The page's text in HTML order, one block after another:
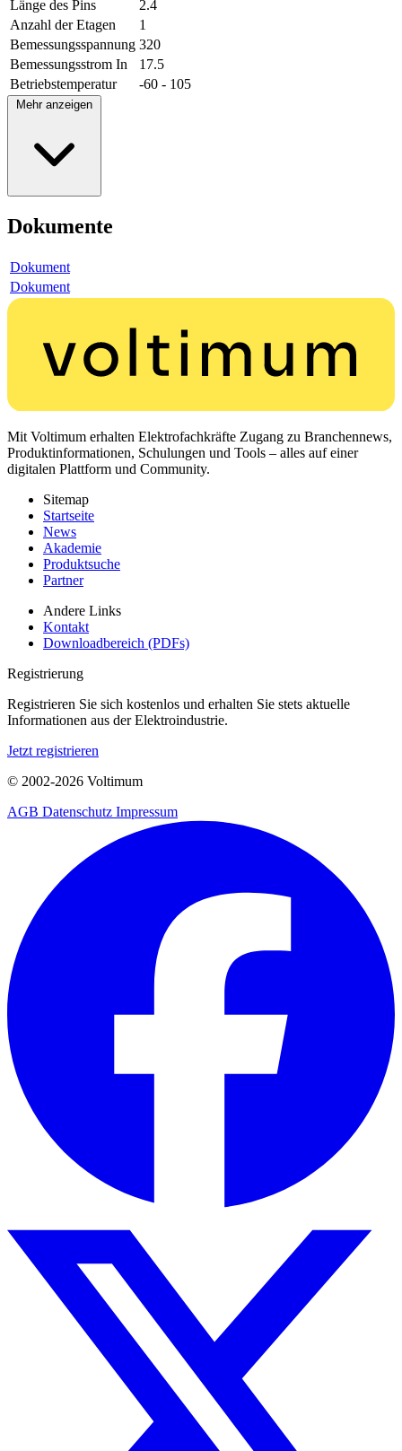
Länge des Pins
2.4
Anzahl der Etagen
1
Bemessungsspannung 320
Bemessungsstrom In
17.5
Betriebstemperatur
-60 - 105
Mehr anzeigen
Dokumente
Dokument
Dokument
Mit Voltimum erhalten Elektrofachkräfte Zugang zu Branchennews,
Produktinformationen, Schulungen und Tools – alles auf einer
digitalen Plattform und Community.
Sitemap
Startseite
News
Akademie
Produktsuche
Partner
Andere Links
Kontakt
Downloadbereich (PDFs)
Registrierung
Registrieren Sie sich kostenlos und erhalten Sie stets aktuelle
Informationen aus der Elektroindustrie.
Jetzt registrieren
© 2002-2026 Voltimum
AGB Datenschutz Impressum